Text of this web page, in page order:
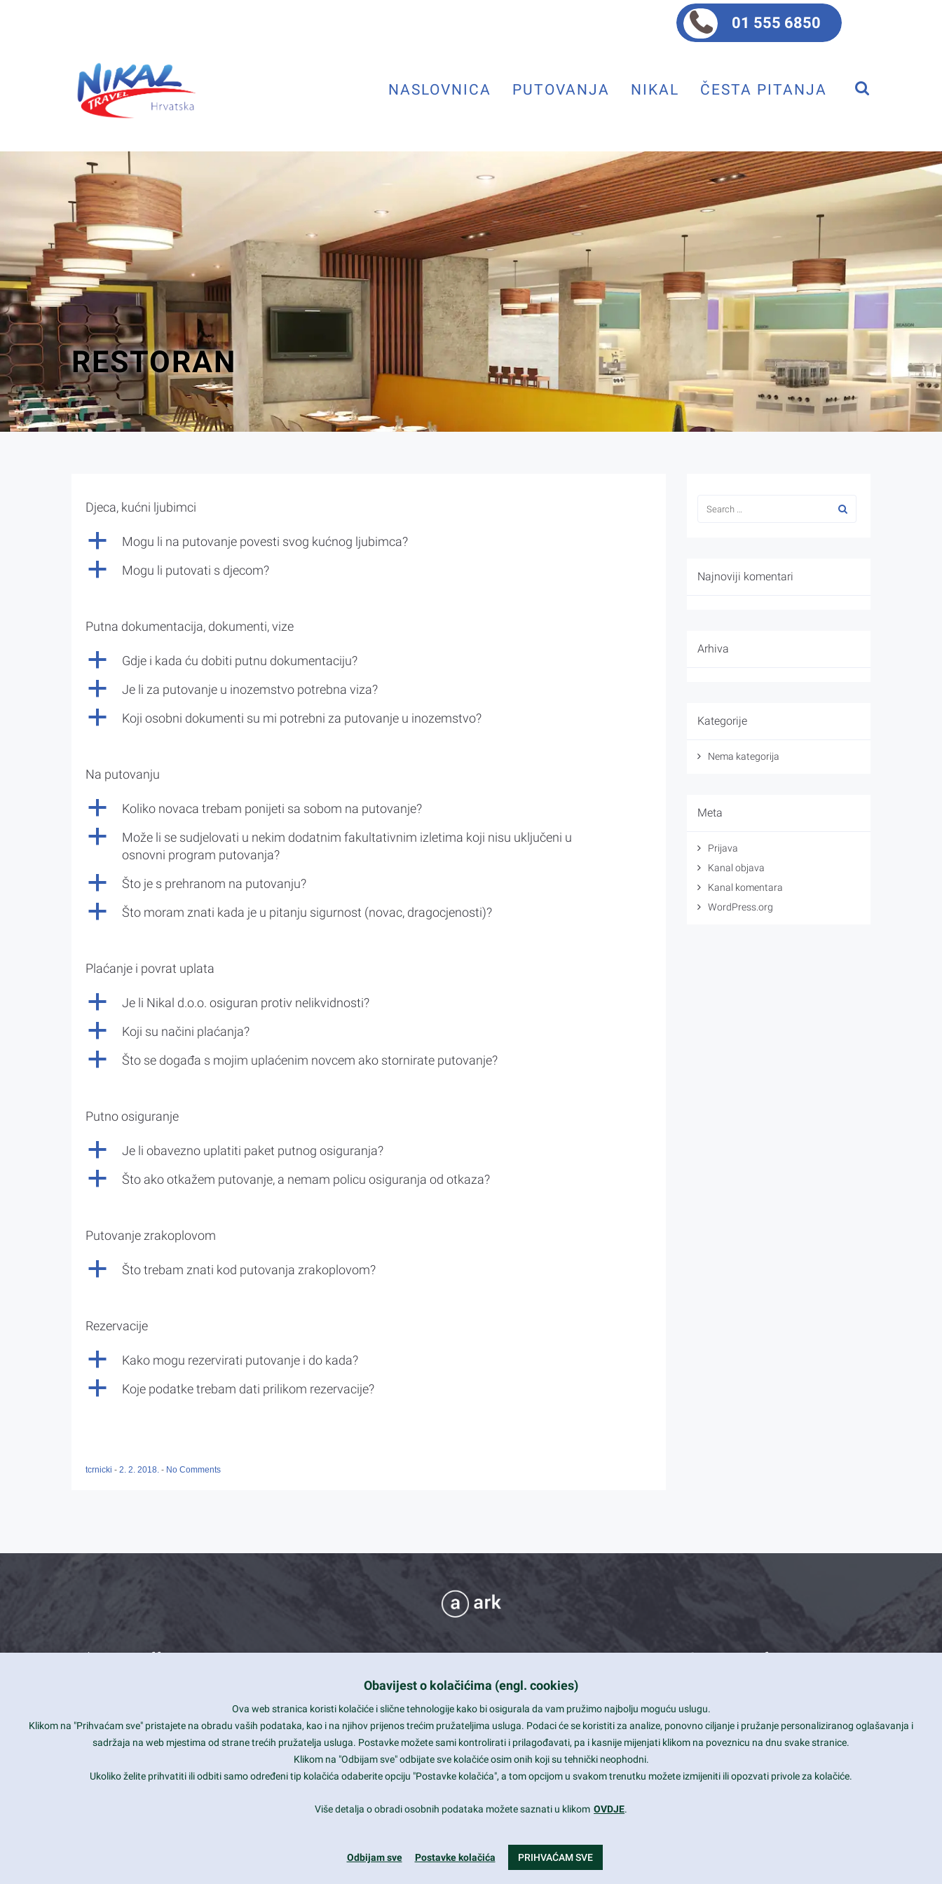
01 555 6850
NASLOVNICA PUTOVANJA NIKAL ČESTA PITANJA
RESTORAN
Djeca, kućni ljubimci
a Mogu li na putovanje povesti svog kućnog ljubimca?
a Mogu li putovati s djecom?
Putna dokumentacija, dokumenti, vize
a Gdje i kada ću dobiti putnu dokumentaciju?
a Je li za putovanje u inozemstvo potrebna viza?
a Koji osobni dokumenti su mi potrebni za putovanje u inozemstvo?
Na putovanju
a Koliko novaca trebam ponijeti sa sobom na putovanje?
a
Može li se sudjelovati u nekim dodatnim fakultativnim izletima koji nisu uključeni u
osnovni program putovanja?
a Što je s prehranom na putovanju?
a Što moram znati kada je u pitanju sigurnost (novac, dragocjenosti)?
Plaćanje i povrat uplata
a Je li Nikal d.o.o. osiguran protiv nelikvidnosti?
a Koji su načini plaćanja?
a Što se događa s mojim uplaćenim novcem ako stornirate putovanje?
Putno osiguranje
a Je li obavezno uplatiti paket putnog osiguranja?
a Što ako otkažem putovanje, a nemam policu osiguranja od otkaza?
Putovanje zrakoplovom
a Što trebam znati kod putovanja zrakoplovom?
Rezervacije
a Kako mogu rezervirati putovanje i do kada?
a Koje podatke trebam dati prilikom rezervacije?
tcrnicki - 2. 2. 2018. - No Comments
Najnoviji komentari
Arhiva
Kategorije
Nema kategorija
Meta
Prijava
Kanal objava
Kanal komentara
WordPress.org
What we offer
Is your website user friendly?
Ark offers weekly stunning designs.
Why our customers love Ark?
Smart and beautiful design
Unlimited Eelements
Mobile ready
Contact Info
View, CA 94043
+1 650-253-0000
Daily: 9:00 am - 6:00 pm
Obavijest o kolačićima (engl. cookies)
Ova web stranica koristi kolačiće i slične tehnologije kako bi osigurala da vam pružimo najbolju moguću uslugu.
Klikom na "Prihvaćam sve" pristajete na obradu vaših podataka, kao i na njihov prijenos trećim pružateljima usluga. Podaci će se koristiti za analize, ponovno ciljanje i pružanje personaliziranog oglašavanja i
sadržaja na web mjestima od strane trećih pružatelja usluga. Postavke možete sami kontrolirati i prilagođavati, pa i kasnije mijenjati klikom na poveznicu na dnu svake stranice.
Klikom na "Odbijam sve" odbijate sve kolačiće osim onih koji su tehnički neophodni.
Ukoliko želite prihvatiti ili odbiti samo određeni tip kolačića odaberite opciju "Postavke kolačića", a tom opcijom u svakom trenutku možete izmijeniti ili opozvati privole za kolačiće.
Više detalja o obradi osobnih podataka možete saznati u klikom OVDJE.
Odbijam sve Postavke kolačića PRIHVAĆAM SVE